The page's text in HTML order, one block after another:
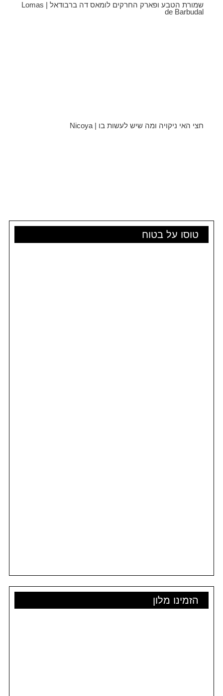
טוסו על בטוח
הזמינו מלון
שמורת הטבע ופארק החרקים לומאס דה ברבודאל | Lomas
de Barbudal
חצי האי ניקויה ומה שיש לעשות בו | Nicoya